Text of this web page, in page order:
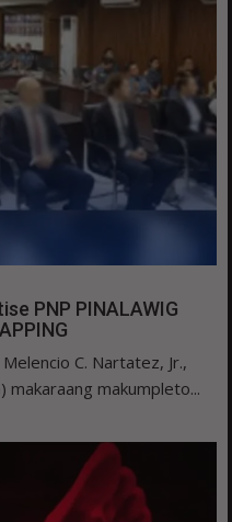
PNP PINALAWIG
C. Nartatez, Jr.,
makaraang makumpleto...